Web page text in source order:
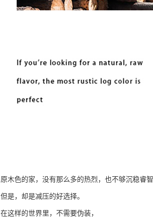
原木色的家，没有那么多的热烈，也不够沉稳睿智
但是，却是减压的好选择。
在这样的世界里，不需要伪装，